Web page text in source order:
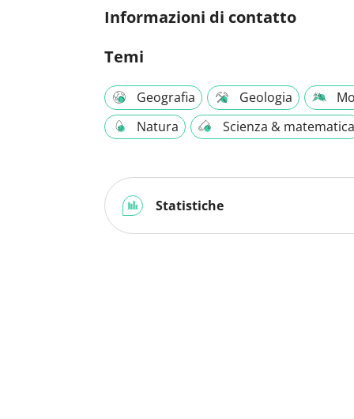
Informazioni di contatto
Temi
Geografia Geologia
Natura
Scienza & matematica
Statistiche